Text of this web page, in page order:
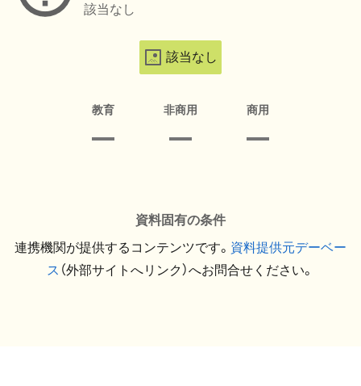
該当なし
該当なし
教育 非商用 商用
資料固有の条件
連携機関が提供するコンテンツです。 資料提供元デーベー
ス （外部サイトへリンク）へお問合せください。